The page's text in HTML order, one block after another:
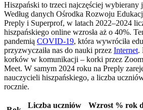
Hiszpański to trzeci najczęściej wybierany
Według danych Ośrodka Rozwoju
Preply i Superprof, w latach 2022–2024
hiszpańskiego online wzrosła aż o 40%.
pandemią COVID-19, która wywróciła
przyzwyczaiła nas do nauki przez Internet.
korków w komunikacji – korki przez
Meet. W samym 2024 roku na Preply
nauczycieli hiszpańskiego, a liczba
rocznie.
Liczba uczniów
Wzrost % rok